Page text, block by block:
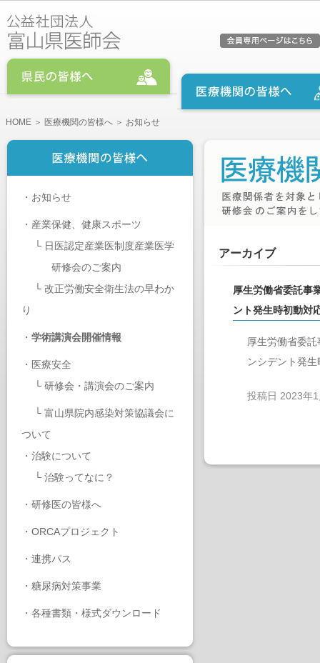
HOME ＞ 医療機関の皆様へ ＞ お知らせ
・ お知らせ
・ 産業保健、健康スポーツ
└ 日医認定産業医制度産業医学
研修会のご案内
└ 改正労働安全衛生法の早わか
り
・ 学術講演会開催情報
・ 医療安全
└ 研修会・講演会のご案内
└ 富山県院内感染対策協議会に
ついて
・ 治験について
└ 治験ってなに？
・ 研修医の皆様へ
・ ORCAプロジェクト
・ 連携パス
・ 糖尿病対策事業
・ 各種書類・様式ダウンロード
アーカイブ
厚生労働省委託事
ント発生時初動対
厚生労働省委
ンシデント発
投稿日 2023年